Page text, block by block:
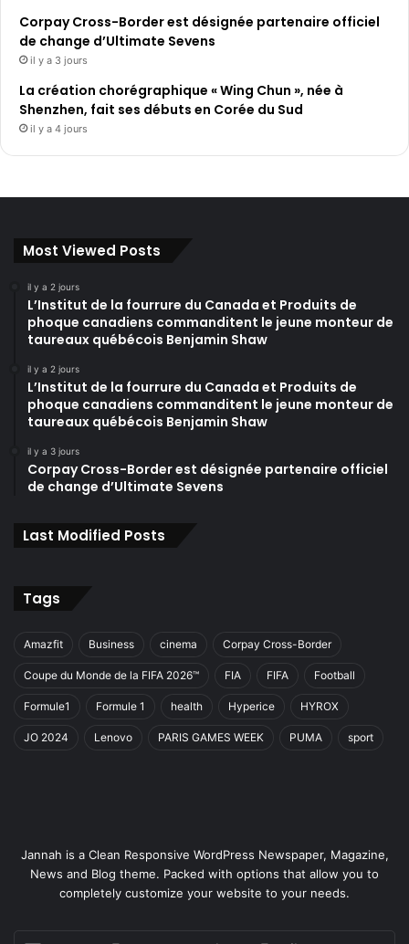
Corpay Cross-Border est désignée partenaire officiel
de change d’Ultimate Sevens
il y a 3 jours
La création chorégraphique « Wing Chun », née à
Shenzhen, fait ses débuts en Corée du Sud
il y a 4 jours
Most Viewed Posts
il y a 2 jours
L’Institut de la fourrure du Canada et Produits de
phoque canadiens commanditent le jeune monteur de
taureaux québécois Benjamin Shaw
il y a 2 jours
L’Institut de la fourrure du Canada et Produits de
phoque canadiens commanditent le jeune monteur de
taureaux québécois Benjamin Shaw
il y a 3 jours
Corpay Cross-Border est désignée partenaire officiel
de change d’Ultimate Sevens
Last Modified Posts
Tags
Amazfit Business cinema Corpay Cross-Border
Coupe du Monde de la FIFA 2026™ FIA FIFA Football
Formule1 Formule 1 health Hyperice HYROX
JO 2024 Lenovo PARIS GAMES WEEK PUMA sport
Jannah is a Clean Responsive WordPress Newspaper, Magazine,
News and Blog theme. Packed with options that allow you to
completely customize your website to your needs.